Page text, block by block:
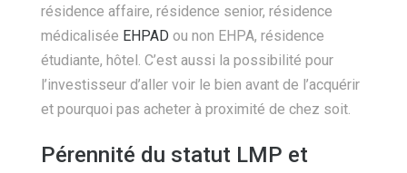
résidence affaire, résidence senior, résidence
médicalisée EHPAD ou non EHPA, résidence
étudiante, hôtel. C’est aussi la possibilité pour
l’investisseur d’aller voir le bien avant de l’acquérir
et pourquoi pas acheter à proximité de chez soit.
Pérennité du statut LMP et